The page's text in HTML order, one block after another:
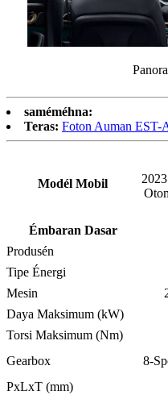
saméméhna:
Teras: Foton Auman EST-
Modél Mobil
Émbaran Dasar
Produsén
Tipe Énergi
Mesin
Daya Maksimum (kW)
Torsi Maksimum (Nm)
Gearbox
8-
PxLxT (mm)